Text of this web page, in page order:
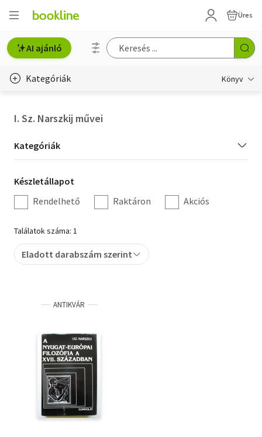
Üres
AI ajánló
Kategóriák Könyv
Hobbi, szabadidő
Irodalom
Művészet
Szakkönyv
Tankönyv, segédkönyv
Társadalomtudomány
Természettudomány
Történelem
I. Sz. Narszkij művei
Kategória
szűrés
Kategóriák
Készletállapot
szűrés
Készletállapot
Rendelhető
Raktáron Akciós
Találatok száma: 1
Eladott darabszám szerint
ANTIKVÁR